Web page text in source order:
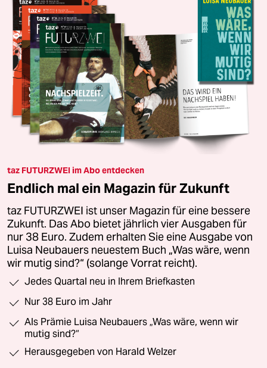
taz FUTURZWEI im Abo entdecken
Endlich mal ein Magazin für Zukunft
taz FUTURZWEI ist unser Magazin für eine bessere
Zukunft. Das Abo bietet jährlich vier Ausgaben für
nur 38 Euro. Zudem erhalten Sie eine Ausgabe von
Luisa Neubauers neuestem Buch „Was wäre, wenn
wir mutig sind?“ (solange Vorrat reicht).
Jedes Quartal neu in Ihrem Briefkasten
Nur 38 Euro im Jahr
Als Prämie Luisa Neubauers „Was wäre, wenn wir
mutig sind?“
Herausgegeben von Harald Welzer